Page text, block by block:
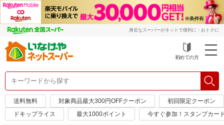
身近なスーパーがネットで便利に・おトクに
初めての方
送料無料 対象商品最大300円OFFクーポン
初回限定クーポン
ドキップライス
最大1000ポイント 今すぐ参加！スタンプカー